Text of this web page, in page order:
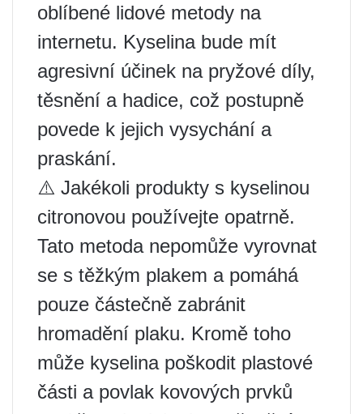
oblíbené lidové metody na
internetu. Kyselina bude mít
agresivní účinek na pryžové díly,
těsnění a hadice, což postupně
povede k jejich vysychání a
praskání.
⚠️ Jakékoli produkty s kyselinou
citronovou používejte opatrně.
Tato metoda nepomůže vyrovnat
se s těžkým plakem a pomáhá
pouze částečně zabránit
hromadění plaku. Kromě toho
může kyselina poškodit plastové
části a povlak kovových prvků